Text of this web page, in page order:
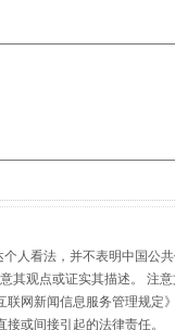
人看法，并不表明中国
观点或证实其描述。 注意
联网新闻信息服务管理规定
或间接引起的法律责任。